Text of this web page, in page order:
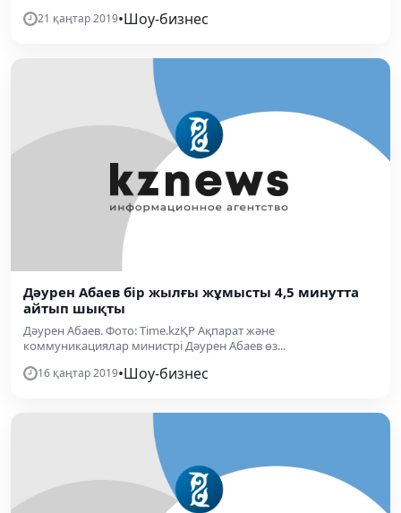
21 қаңтар 2019•Шоу-бизнес
Дәурен Абаев бір жылғы жұмысты 4,5 минутта
айтып шықты
Дәурен Абаев. Фото: Тime.kzҚР Ақпарат және
коммуникациялар министрі Дәурен Абаев өз...
16 қаңтар 2019•Шоу-бизнес